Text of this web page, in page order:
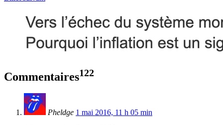
Commentaires122
Pheldge 1 mai 2016, 11 h 05 min